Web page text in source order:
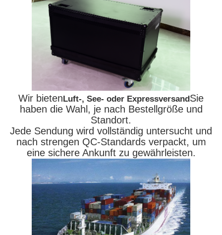
Wir bieten Luft-, See- oder Expressversand Sie
haben die Wahl, je nach Bestellgröße und
Standort.
Jede Sendung wird vollständig untersucht und
nach strengen QC-Standards verpackt, um
eine sichere Ankunft zu gewährleisten.